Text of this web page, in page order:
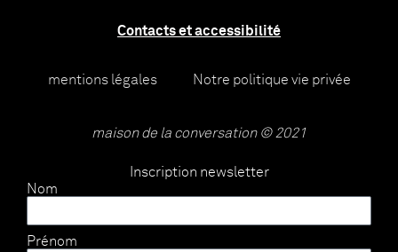
Contacts et accessibilité
mentions légales Notre politique vie privée
maison de la conversation © 2021
Inscription newsletter
Nom
Prénom